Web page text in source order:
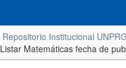
Repositorio Institucional UNPRG
Listar Matemáticas fecha de